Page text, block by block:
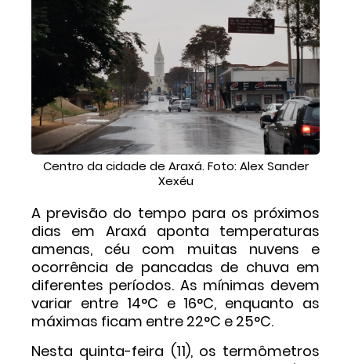
Centro da cidade de Araxá. Foto: Alex Sander
Xexéu
A previsão do tempo para os próximos
dias em Araxá aponta temperaturas
amenas, céu com muitas nuvens e
ocorrência de pancadas de chuva em
diferentes períodos. As mínimas devem
variar entre 14°C e 16°C, enquanto as
máximas ficam entre 22°C e 25°C.
Nesta quinta-feira (11), os termômetros